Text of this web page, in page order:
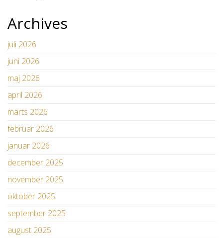
Archives
juli 2026
juni 2026
maj 2026
april 2026
marts 2026
februar 2026
januar 2026
december 2025
november 2025
oktober 2025
september 2025
august 2025